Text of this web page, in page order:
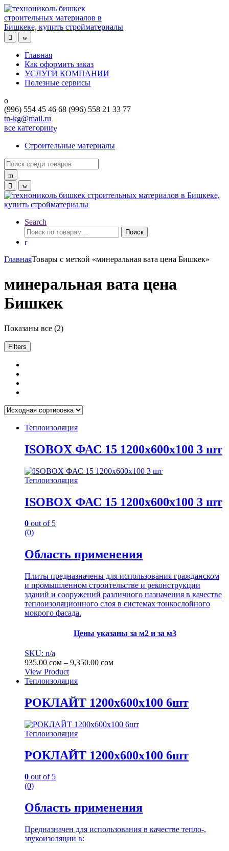
Skip
to
navigation
Skip
to
content
Главная
Как оформить заказ
УСЛУГИ КОМПАНИИ
Полезные сервисы
(996) 554 45 46 68 (996) 558 21 33 77
tn-kg@mail.ru
все категории
Строительные материалы
Search
for:
Search
Искать:
Поиск
ГлавнаяТовары с меткой «минеральная вата цена Бишкек»
минеральная вата цена
Бишкек
Показаны все (2)
Filters
Теплоизоляция
ISOBOX ФАС 15 1200х600х100 3 шт
Теплоизоляция
ISOBOX ФАС 15 1200х600х100 3 шт
0 out of 5
(0)
Область применения
Плиты предназначены для использования гражданском
и промышленном строительстве и реконструкции
зданий и сооружений различного назначения в качестве
теплоизоляционного слоя в системах тонкослойного
мокрого фасада.
Цены указаны за м2 и за м3
SKU: n/a
935.00 сом – 9,350.00 сомДиапазон
9,350.00 сом
View Product
Этот
имеет
несколько
Опции
можно
на
странице
товара.
Теплоизоляция
РОКЛАЙТ 1200х600х100 6шт
Теплоизоляция
РОКЛАЙТ 1200х600х100 6шт
0 out of 5
(0)
Область применения
Предназначен для использования в качестве тепло-,
звукоизоляции в: